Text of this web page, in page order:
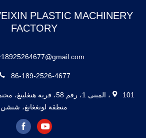
PLASTIC MACHINERY
FACTORY
86-189-2526-4677
101، المبنى 1، رقم 58، قرية
منطقة لونغغانغ، شنشن